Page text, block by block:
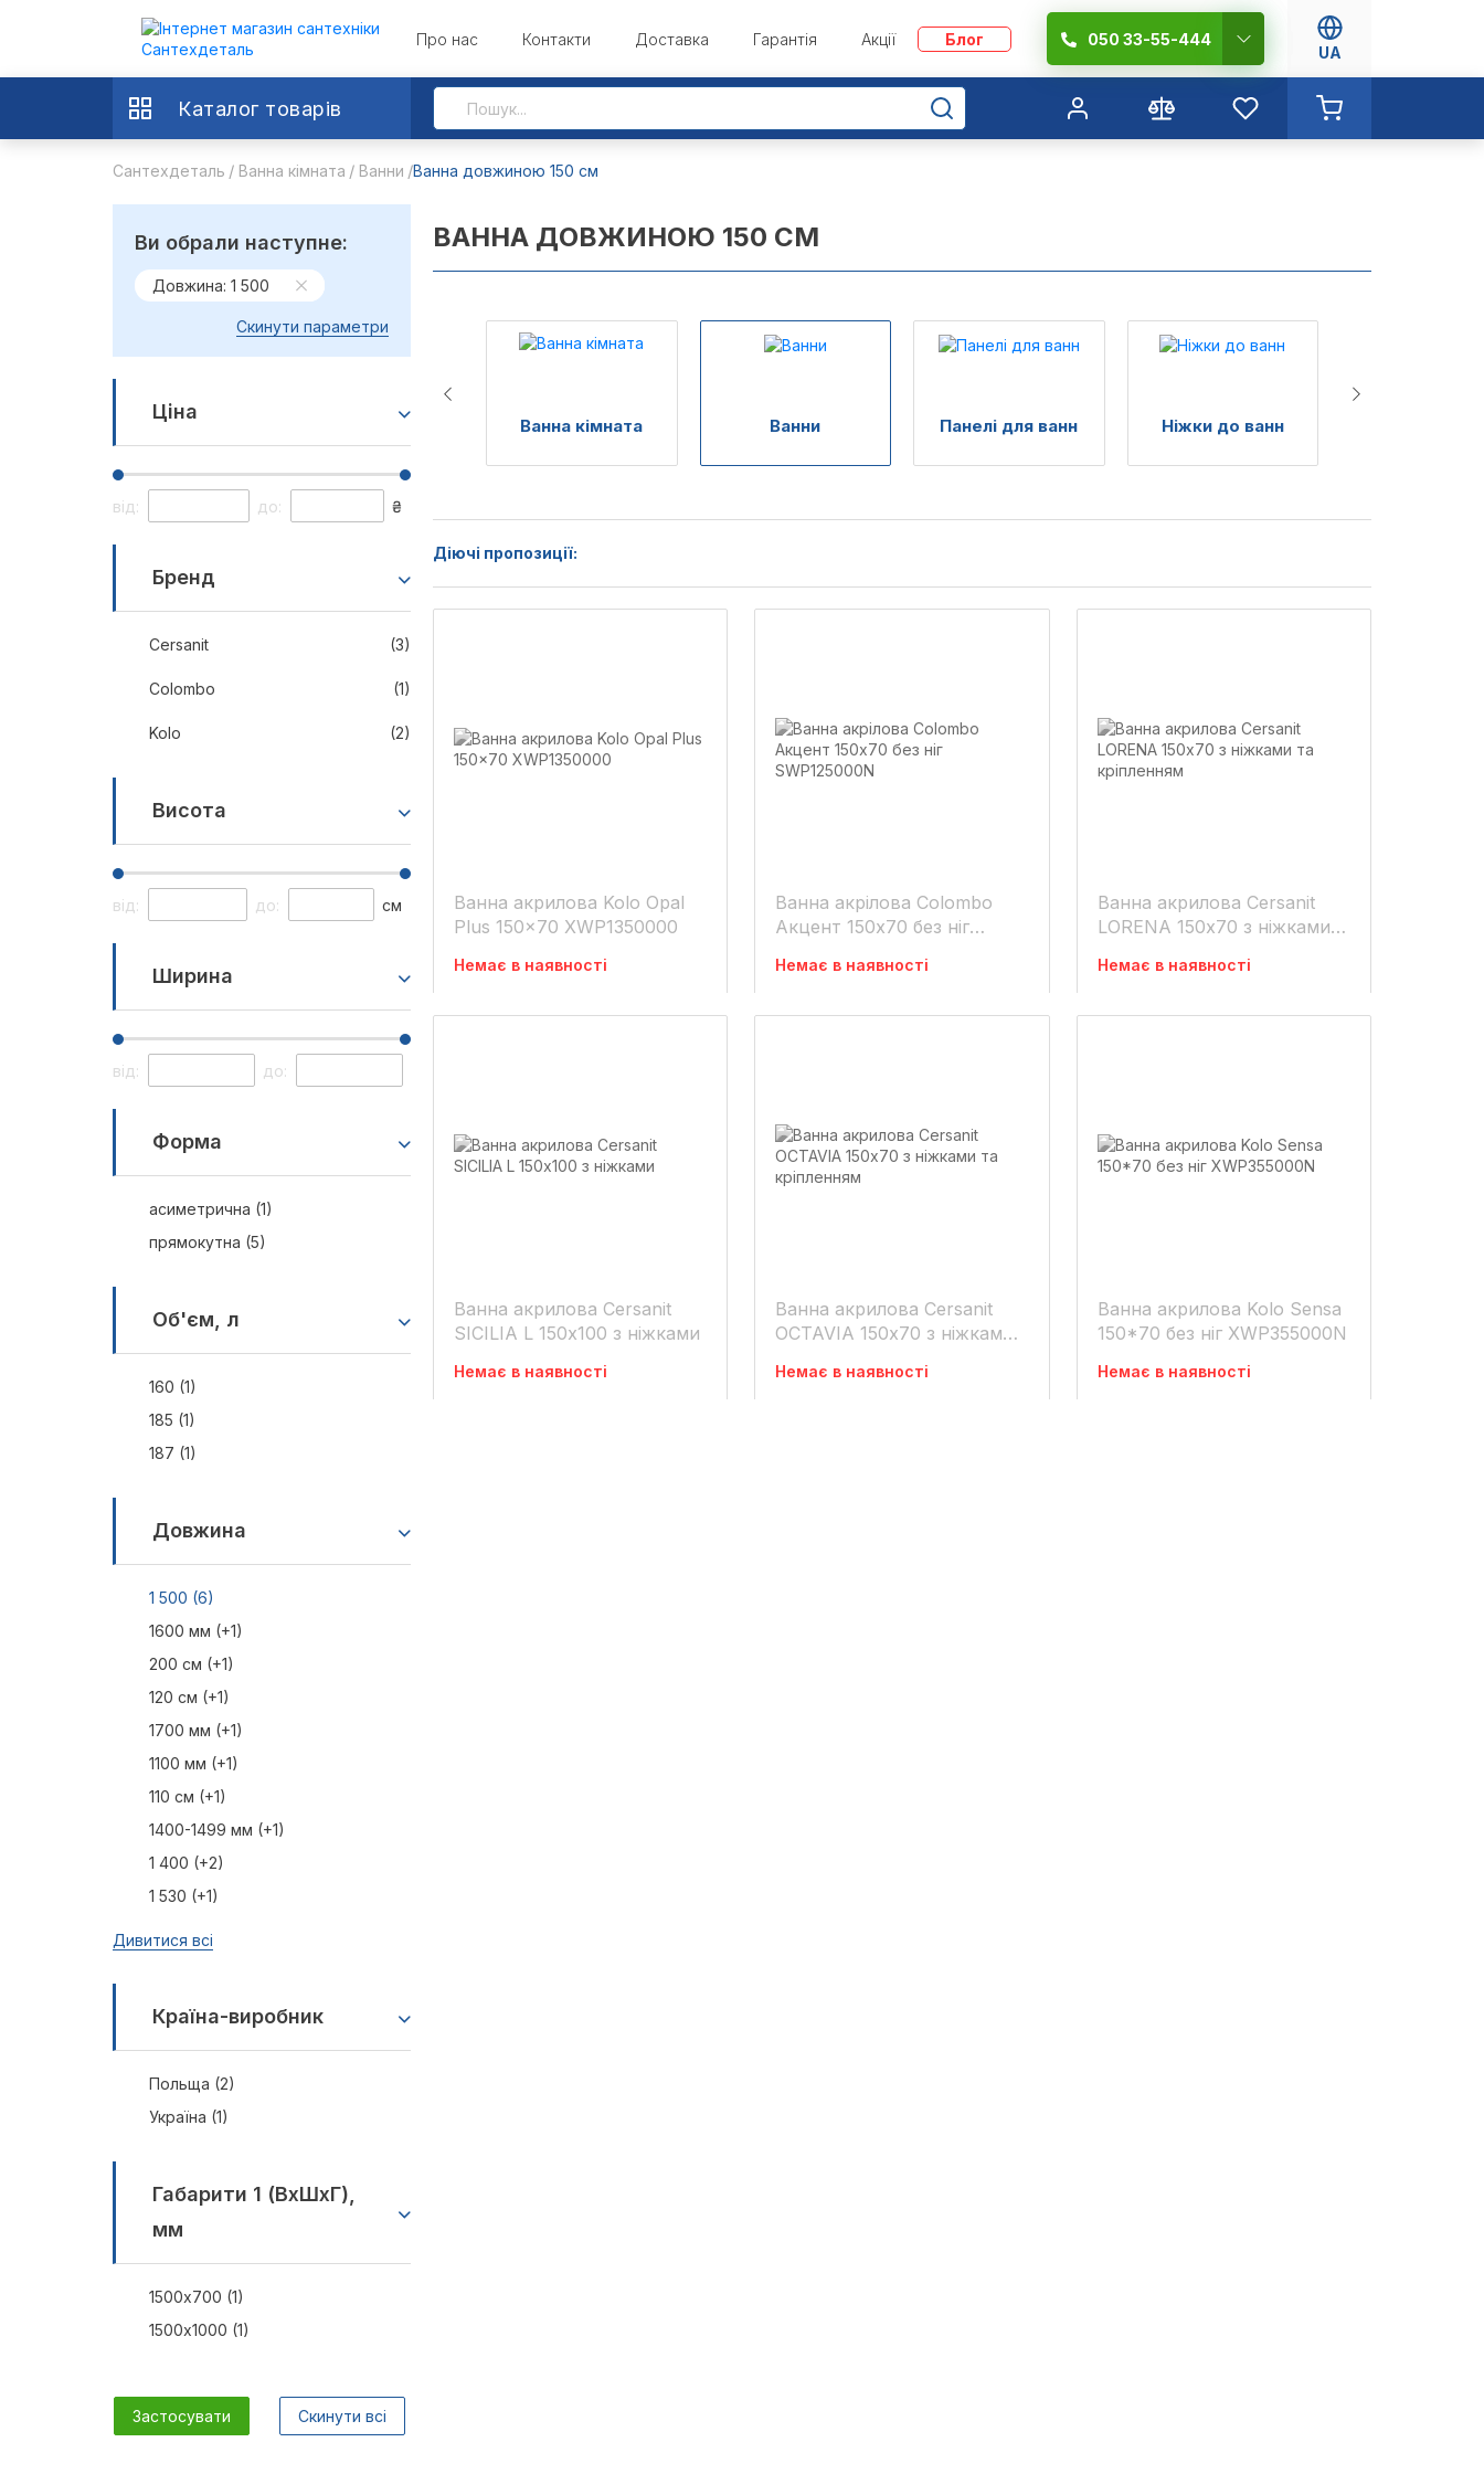
Про нас Контакти Доставка Гарантія Акції Блог 050 33-55-444
UA
Каталог товарів
Сантехдеталь Ванна кімната Ванни Ванна довжиною 150 см
Ви обрали наступне:
Довжина: 1 500
Скинути параметри
Ціна
від: до: ₴
Бренд
Cersanit (3)
Colombo (1)
Kolo (2)
Висота
від: до: см
Ширина
від: до:
Форма
асиметрична (1)
прямокутна (5)
Об'єм, л
160 (1)
185 (1)
187 (1)
Довжина
1 500 (6)
1600 мм (+1)
200 см (+1)
120 см (+1)
1700 мм (+1)
1100 мм (+1)
110 см (+1)
1400-1499 мм (+1)
1 400 (+2)
1 530 (+1)
Дивитися всі
Країна-виробник
Польща (2)
Україна (1)
Габарити 1 (ВхШхГ),
мм
1500х700 (1)
1500х1000 (1)
Застосувати Скинути всі
ВАННА ДОВЖИНОЮ 150 СМ
Ванна кімната Ванни Панелі для ванн Ніжки до ванн
Діючі пропозиції:
Ванна акрилова Kolo Opal
Plus 150x70 XWP1350000
Немає в наявності
Ванна акрілова Colombo
Акцент 150х70 без ніг
Немає в наявності
Ванна акрилова Cersanit
LORENA 150х70 з ніжками
Немає в наявності
Ванна акрилова Cersanit
SICILIA L 150х100 з ніжками
Немає в наявності
Ванна акрилова Cersanit
OCTAVIA 150х70 з ніжками
Немає в наявності
Ванна акрилова Kolo Sensa
150*70 без ніг XWP355000N
Немає в наявності